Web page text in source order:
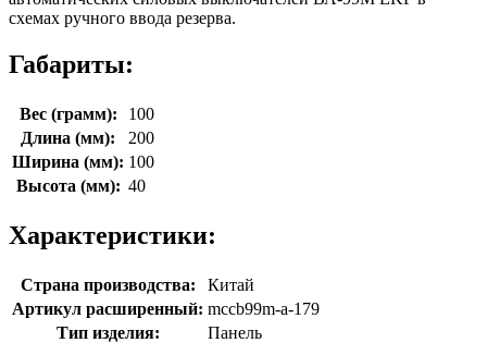
схемах ручного ввода резерва.
Габариты:
Вес (грамм):
100
Длина (мм):
200
Ширина (мм): 100
Высота (мм): 40
Характеристики:
Страна производства:
Китай
Артикул расширенный: mccb99m-a-179
Тип изделия:
Панель